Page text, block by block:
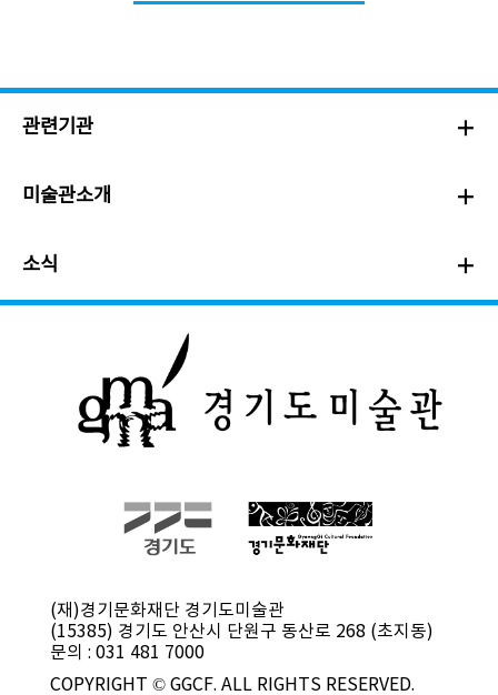
관련기관
미술관소개
소식
(재)경기문화재단 경기도미술관
(15385) 경기도 안산시 단원구 동산로 268 (초지동)
문의 : 031 481 7000
COPYRIGHT © GGCF. ALL RIGHTS RESERVED.